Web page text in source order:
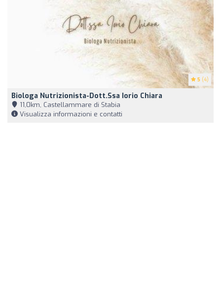
5 (4)
Biologa Nutrizionista-Dott.ssa Iorio Chiara
11,0km, Castellammare di Stabia
Visualizza informazioni e contatti